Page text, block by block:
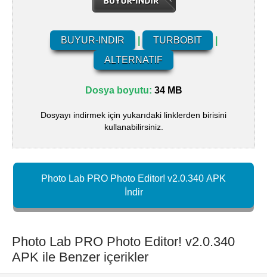
BUYUR-INDIR TURBOBIT
ALTERNATIF
Dosya boyutu: 34 MB
Dosyayı indirmek için yukarıdaki linklerden birisini
kullanabilirsiniz.
Photo Lab PRO Photo Editor! v2.0.340 APK
İndir
Photo Lab PRO Photo Editor! v2.0.340
APK ile Benzer içerikler